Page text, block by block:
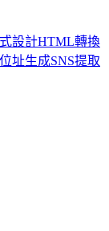
設計HTML轉換
址生成SNS提取